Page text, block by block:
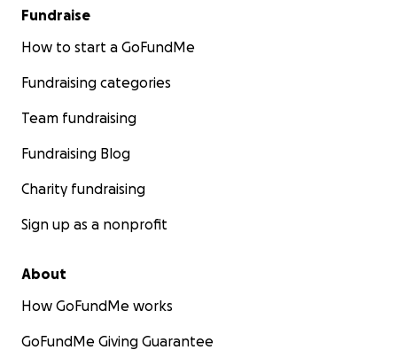
Fundraise
How to start a GoFundMe
Fundraising categories
Team fundraising
Fundraising Blog
Charity fundraising
Sign up as a nonprofit
About
How GoFundMe works
GoFundMe Giving Guarantee